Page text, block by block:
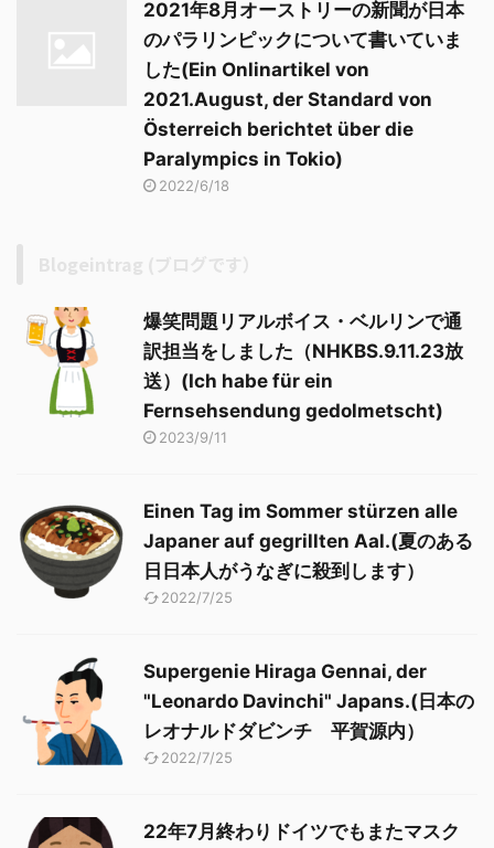
2021年8月オーストリーの新聞が日本
のパラリンピックについて書いていま
した(Ein Onlinartikel von
2021.August, der Standard von
Österreich berichtet über die
Paralympics in Tokio)
2022/6/18
爆笑問題リアルボイス・ベルリンで通
訳担当をしました（NHKBS.9.11.23放
送）(Ich habe für ein
Fernsehsendung gedolmetscht)
2023/9/11
Einen Tag im Sommer stürzen alle
Japaner auf gegrillten Aal.(夏のある
日日本人がうなぎに殺到します）
2022/7/25
Supergenie Hiraga Gennai, der
"Leonardo Davinchi" Japans.(日本の
レオナルドダビンチ 平賀源内）
2022/7/25
22年7月終わりドイツでもまたマスク